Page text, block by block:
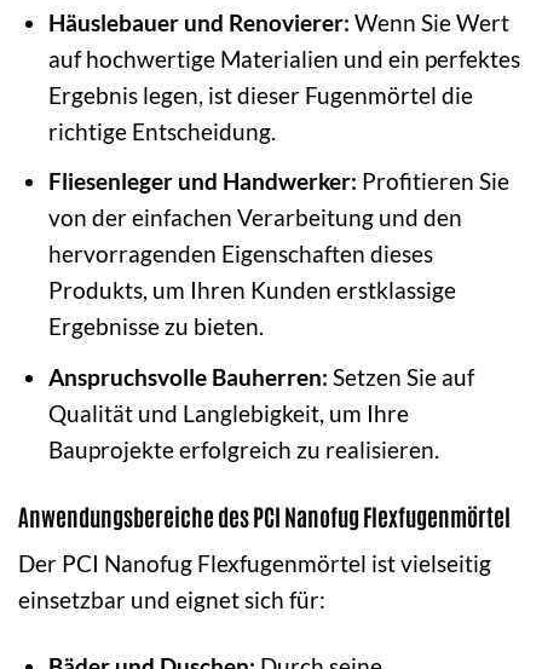
Häuslebauer und Renovierer: Wenn Sie Wert
auf hochwertige Materialien und ein perfektes
Ergebnis legen, ist dieser Fugenmörtel die
richtige Entscheidung.
Fliesenleger und Handwerker: Profitieren Sie
von der einfachen Verarbeitung und den
hervorragenden Eigenschaften dieses
Produkts, um Ihren Kunden erstklassige
Ergebnisse zu bieten.
Anspruchsvolle Bauherren: Setzen Sie auf
Qualität und Langlebigkeit, um Ihre
Bauprojekte erfolgreich zu realisieren.
Anwendungsbereiche des PCI Nanofug Flexfugenmörtel
Der PCI Nanofug Flexfugenmörtel ist vielseitig
einsetzbar und eignet sich für: